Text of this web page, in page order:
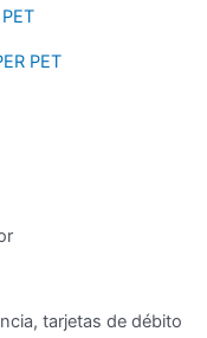
PET
tarjetas de débito